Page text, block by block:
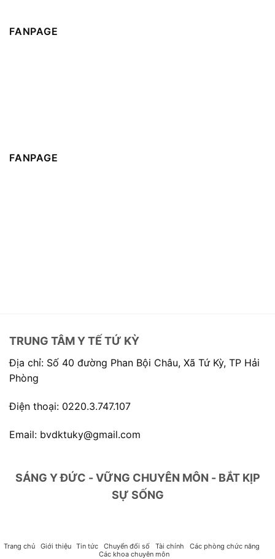
FANPAGE
FANPAGE
TRUNG TÂM Y TẾ TỨ KỲ
Địa chỉ: Số 40 đường Phan Bội Châu, Xã Tứ Kỳ, TP Hải
Phòng
Điện thoại: 0220.3.747.107
Email: bvdktuky@gmail.com
SÁNG Y ĐỨC - VỮNG CHUYÊN MÔN - BẮT KỊP
SỰ SỐNG
Trang chủ Giới thiệu Tin tức Chuyển đổi số Tài chính
Các phòng chức năng
Các khoa chuyên môn